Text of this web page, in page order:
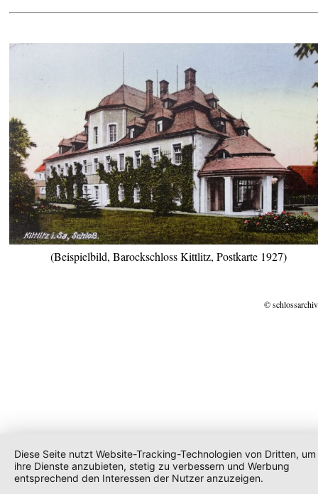
(Beispielbild, Barockschloss Kittlitz, Postkarte 1927)
©
Diese Seite nutzt Website-Tracking-Technologien von Dritten, um
ihre Dienste anzubieten, stetig zu verbessern und Werbung
entsprechend den Interessen der Nutzer anzuzeigen.